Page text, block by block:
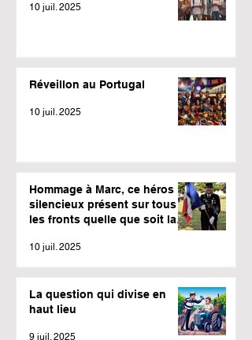
10 juil. 2025
Réveillon au Portugal
10 juil. 2025
Hommage à Marc, ce héros
silencieux présent sur tous
les fronts quelle que soit la
10 juil. 2025
La question qui divise en
haut lieu
9 juil. 2025